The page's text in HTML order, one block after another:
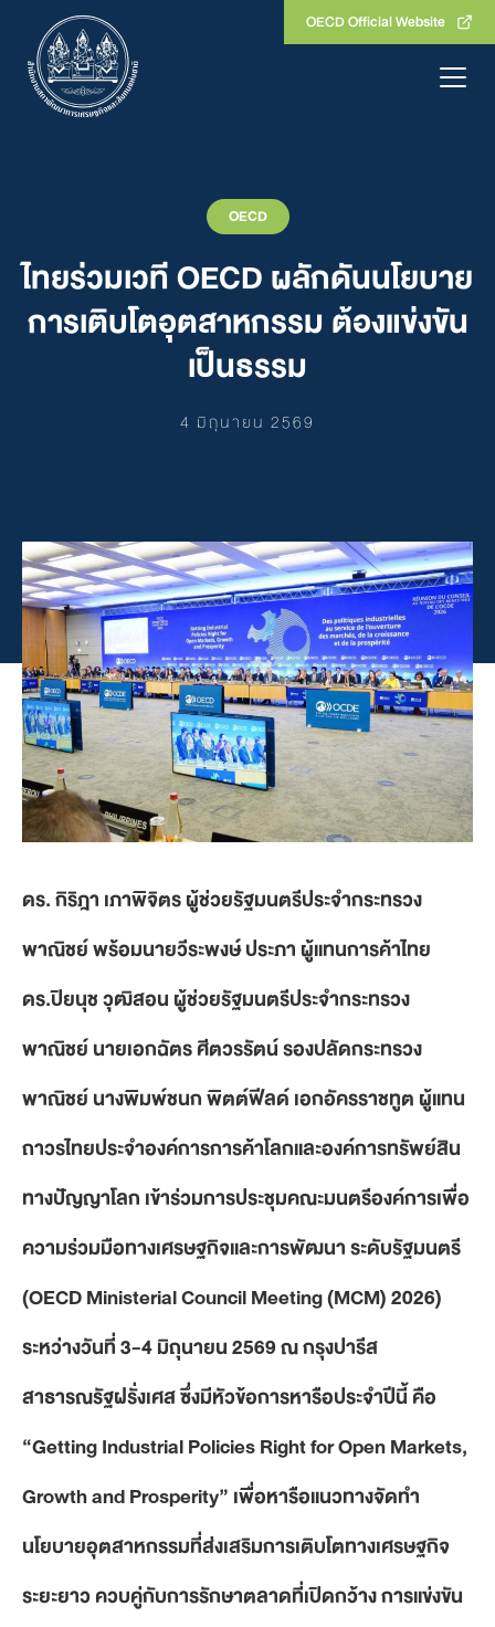
content
OECD Official Website
OECD
​ไทยร่วมเวที OECD ผลักดันนโยบาย
การเติบโตอุตสาหกรรม ต้องแข่งขัน
เป็นธรรม
4 มิถุนายน 2569
ดร. กิริฎา เภาพิจิตร ผู้ช่วยรัฐมนตรีประจำกระทรวง
พาณิชย์ พร้อมนายวีระพงษ์ ประภา ผู้แทนการค้าไทย
ดร.ปิยนุช วุฒิสอน ผู้ช่วยรัฐมนตรีประจำกระทรวง
พาณิชย์ นายเอกฉัตร ศีตวรรัตน์ รองปลัดกระทรวง
พาณิชย์ นางพิมพ์ชนก พิตต์ฟีลด์ เอกอัครราชทูต ผู้แทน
ถาวรไทยประจำองค์การการค้าโลกและองค์การทรัพย์สิน
ทางปัญญาโลก เข้าร่วมการประชุมคณะมนตรีองค์การเพื่อ
ความร่วมมือทางเศรษฐกิจและการพัฒนา ระดับรัฐมนตรี
(OECD Ministerial Council Meeting (MCM) 2026)
ระหว่างวันที่ 3-4 มิถุนายน 2569 ณ กรุงปารีส
สาธารณรัฐฝรั่งเศส ซึ่งมีหัวข้อการหารือประจำปีนี้ คือ
“Getting Industrial Policies Right for Open Markets,
Growth and Prosperity” เพื่อหารือแนวทางจัดทำ
นโยบายอุตสาหกรรมที่ส่งเสริมการเติบโตทางเศรษฐกิจ
ระยะยาว ควบคู่กับการรักษาตลาดที่เปิดกว้าง การแข่งขัน